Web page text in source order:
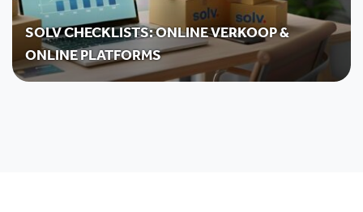
SOLV CHECKLISTS: ONLINE VERKOOP &
ONLINE PLATFORMS